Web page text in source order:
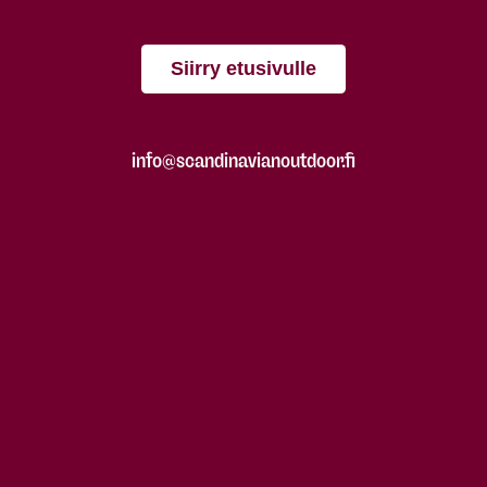
Siirry etusivulle
info@scandinavianoutdoor.fi